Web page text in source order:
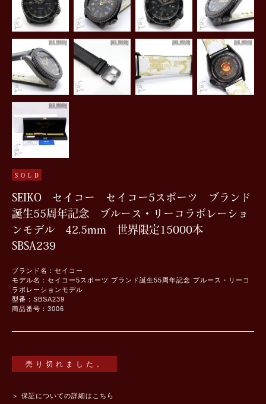
SOLD
SEIKO セイコー セイコー5スポーツ ブランド
誕生55周年記念 ブルース・リーコラボレーショ
ンモデル 42.5mm 世界限定15000本
SBSA239
ブランド名：セイコー
モデル名：セイコー5スポーツ ブランド誕生55周年記念 ブルース・リーコ
ラボレーションモデル
型番：SBSA239
商品番号：3006
売り切れました。
＞ 保証についての詳細はこちら